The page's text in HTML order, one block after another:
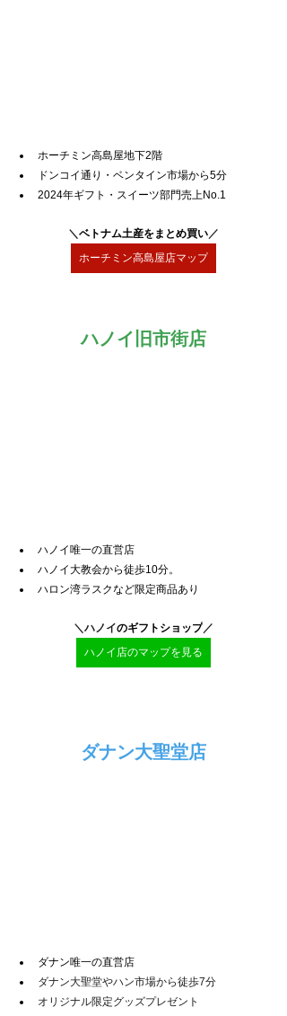
ホーチミン高島屋地下2階
ドンコイ通り・ベンタイン市場から5分
2024年ギフト・スイーツ部門売上No.1
＼ベトナム土産をまとめ買い／
ホーチミン高島屋店マップ
ハノイ旧市街店
ハノイ唯一の直営店
ハノイ大教会から徒歩10分。
ハロン湾ラスクなど限定商品あり
＼ハノイのギフトショップ ／
ハノイ店のマップを見る
ダナン大聖堂店
ダナン唯一の直営店
ダナン大聖堂やハン市場から徒歩7分
オリジナル限定グッズプレゼント